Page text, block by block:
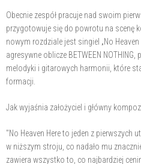
Obecnie zespół pracuje nad swoim
przygotowuje się do powrotu na scenę
nowym rozdziale jest singiel „No
agresywne oblicze BETWEEN
melodyki i gitarowych harmonii, które
formacji.
Jak wyjaśnia założyciel i główny
"No Heaven Here to jeden z pierwszych
w niższym stroju, co nadało mu
zawiera wszystko to, co najbardziej